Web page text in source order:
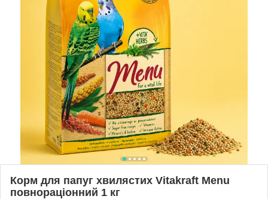
Корм для папуг хвилястих Vitakraft Menu
повнораціонний 1 кг